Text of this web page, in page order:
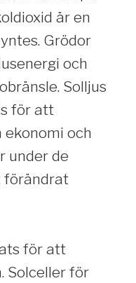
är en
Grödor
och
Solljus
för att
ekonomi och
under de
förändrat
för att
Solceller för